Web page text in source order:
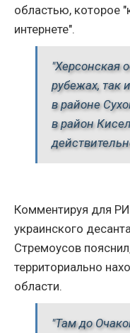
областью, которое
интернете".
"Херсонская
рубежах, так
в районе
в район
Комментируя для
украинского
Стремоусов
территориально
области.
"Там до